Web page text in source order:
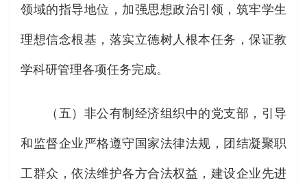
领域的指导地位，加强思想政治引领，筑牢学生
理想信念根基，落实立德树人根本任务，保证教
学科研管理各项任务完成。
（五）非公有制经济组织中的党支部，引导
和监督企业严格遵守国家法律法规，团结凝聚职
工群众，依法维护各方合法权益，建设企业先进